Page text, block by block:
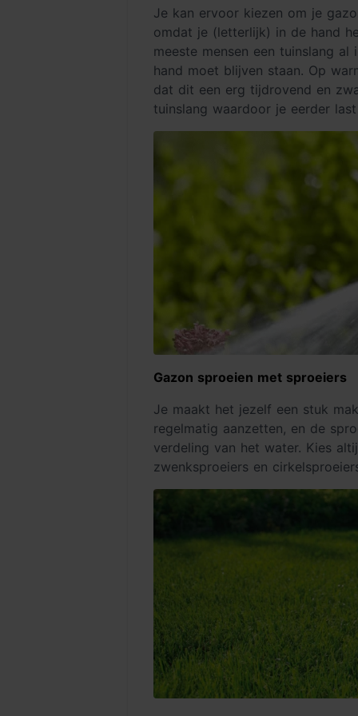
Je kan ervoor kiezen om je
omdat je (letterlijk) in de hand
meeste mensen een tuinslang
hand moet blijven staan. Op
dat dit een erg tijdrovend en
tuinslang waardoor je eerder
Gazon sproeien met sproeiers
Je maakt het jezelf een stuk
regelmatig aanzetten, en de
verdeling van het water. Kies
zwenksproeiers en